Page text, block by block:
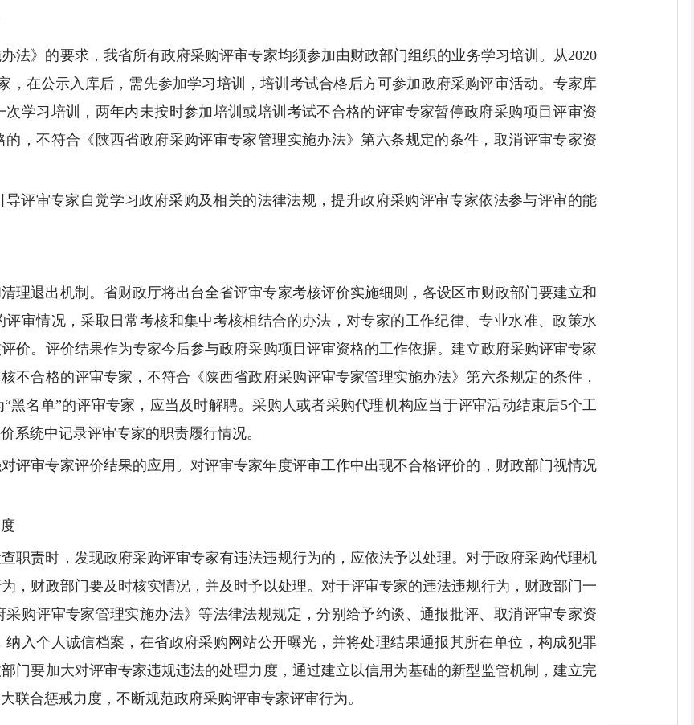
法》的要求，我省所有政府采购评审专家均须参加由财政部门组织的业务学习培训。从2020
，在公示入库后，需先参加学习培训，培训考试合格后方可参加政府采购评审活动。专家库
学习培训，两年内未按时参加培训或培训考试不合格的评审专家暂停政府采购项目评审资
，不符合《陕西省政府采购评审专家管理实施办法》第六条规定的条件，取消评审专家资
评审专家自觉学习政府采购及相关的法律法规，提升政府采购评审专家依法参与评审的能
理退出机制。省财政厅将出台全省评审专家考核评价实施细则，各设区市财政部门要建立和
审情况，采取日常考核和集中考核相结合的办法，对专家的工作纪律、专业水准、政策水
价。评价结果作为专家今后参与政府采购项目评审资格的工作依据。建立政府采购评审专家
不合格的评审专家，不符合《陕西省政府采购评审专家管理实施办法》第六条规定的条件，
黑名单”的评审专家，应当及时解聘。采购人或者采购代理机构应当于评审活动结束后5个工
系统中记录评审专家的职责履行情况。
评审专家评价结果的应用。对评审专家年度评审工作中出现不合格评价的，财政部门视情况
职责时，发现政府采购评审专家有违法违规行为的，应依法予以处理。对于政府采购代理机
，财政部门要及时核实情况，并及时予以处理。对于评审专家的违法违规行为，财政部门一
购评审专家管理实施办法》等法律法规规定，分别给予约谈、通报批评、取消评审专家资
入个人诚信档案，在省政府采购网站公开曝光，并将处理结果通报其所在单位，构成犯罪
门要加大对评审专家违规违法的处理力度，通过建立以信用为基础的新型监管机制，建立完
联合惩戒力度，不断规范政府采购评审专家评审行为。